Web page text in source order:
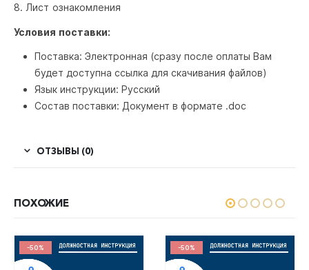
8. Лист ознакомления
Условия поставки:
Поставка: Электронная (сразу после оплаты Вам
будет доступна ссылка для скачивания файлов)
Язык инструкции: Русский
Состав поставки: Документ в формате .doc
ОТЗЫВЫ (0)
ПОХОЖИЕ
-50% -50%